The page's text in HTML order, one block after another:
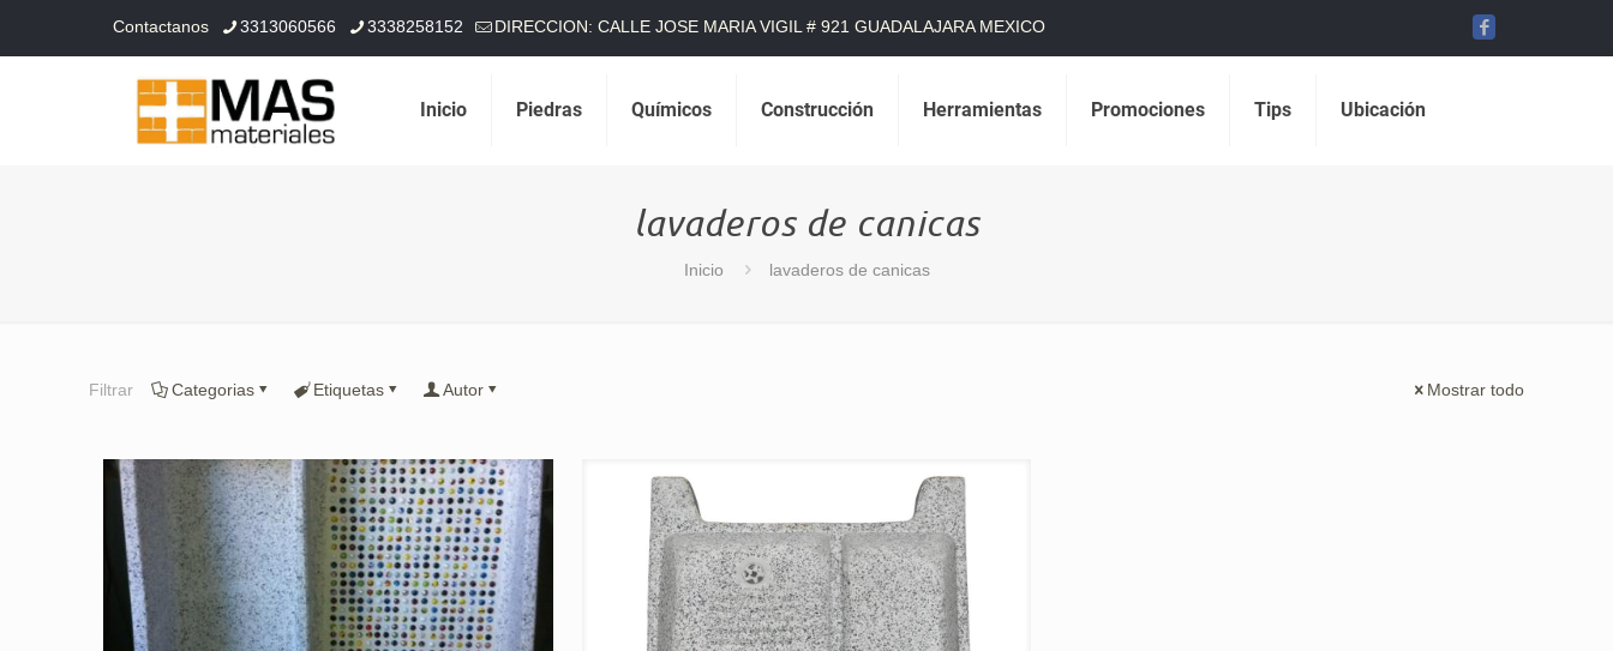
Contactanos 3313060566 3338258152 DIRECCION: CALLE JOSE MARIA VIGIL # 921 GUADALAJARA MEXICO
Inicio Piedras Químicos Construcción Herramientas Promociones Tips Ubicación
lavaderos de canicas
Inicio lavaderos de canicas
Filtrar Categorias Etiquetas Autor Mostrar todo